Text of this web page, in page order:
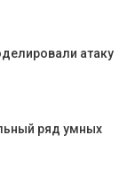
атаку
ряд умных